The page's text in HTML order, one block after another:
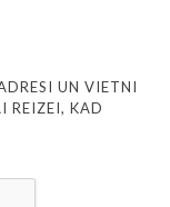
UN VIETNI
REIZEI, KAD